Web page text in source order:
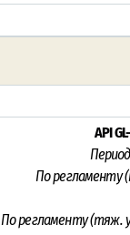
API
По регламенту
По регламенту (тяж.